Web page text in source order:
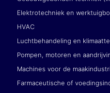
Elektrotechniek en
HVAC
Luchtbehandeling en
Pompen, motoren en
Machines voor de
Farmaceutische of